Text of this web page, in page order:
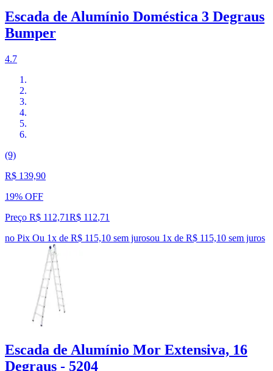
Escada de Alumínio Doméstica 3 Degraus
Bumper
4.7
(9)
R$ 139,90
19% OFF
Preço R$ 112,71R$ 112,71
no Pix Ou 1x de R$ 115,10 sem jurosou 1x de R$ 115,10 sem juros
Escada de Alumínio Mor Extensiva, 16
Degraus - 5204